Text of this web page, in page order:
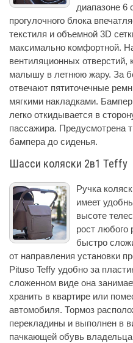
диапазоне 6
прогулочного блока
текстиля и объемной 3D
максимально комфортной.
вентиляционных отверстий,
малышу в летнюю жару. За
отвечают пятиточечные
мягкими накладками.
легко откидывается в
пассажира. Предусмотрена
бампера до сиденья.
Шасси коляски 2в1 Teffy
Ручка
имеет
высоте
рост
быстро
от направления установки
Pituso Teffy удобно за
сложенном виде она
хранить в квартире или
автомобиля. Тормоз
перекладины и выполнен в
пачкающей обувь